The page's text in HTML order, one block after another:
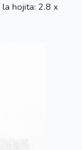
hojita: 2.8 x